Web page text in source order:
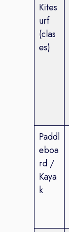
Kites
urf
(clas
es)
Paddl
eboa
rd /
Kaya
k